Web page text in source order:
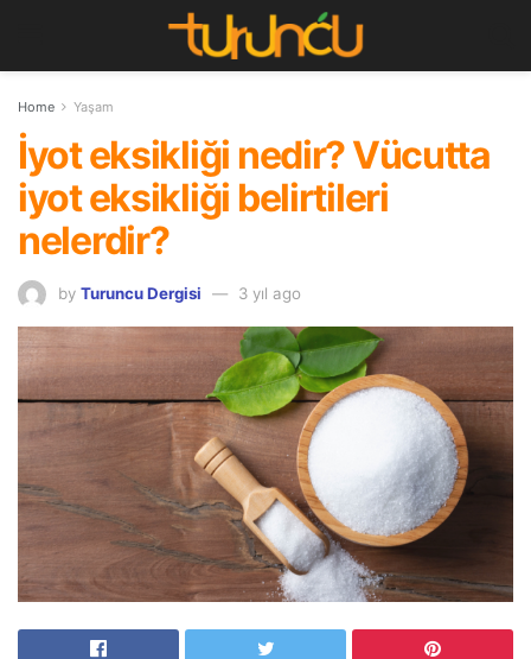
Home Yaşam
İyot eksikliği nedir? Vücutta
iyot eksikliği belirtileri
nelerdir?
by Turuncu Dergisi 3 yıl ago